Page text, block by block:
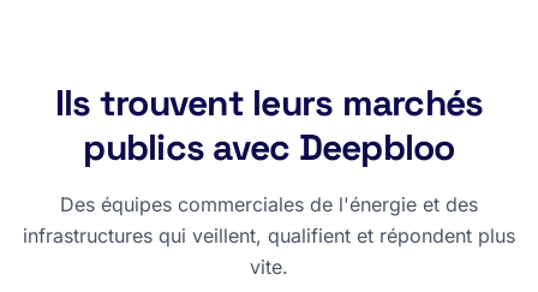
Ils trouvent leurs marchés
publics avec Deepbloo
Des équipes commerciales de l'énergie et des
infrastructures qui veillent, qualifient et répondent plus
vite.